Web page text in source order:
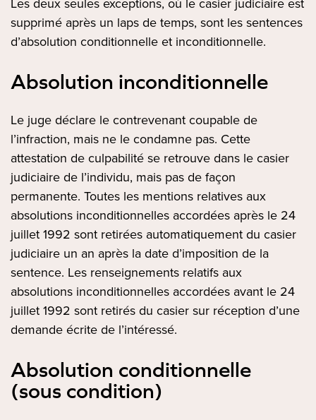
Les deux seules exceptions, où le casier judiciaire est
supprimé après un laps de temps, sont les sentences
d’absolution conditionnelle et inconditionnelle.
Absolution inconditionnelle
Le juge déclare le contrevenant coupable de
l’infraction, mais ne le condamne pas. Cette
attestation de culpabilité se retrouve dans le casier
judiciaire de l’individu, mais pas de façon
permanente. Toutes les mentions relatives aux
absolutions inconditionnelles accordées après le 24
juillet 1992 sont retirées automatiquement du casier
judiciaire un an après la date d’imposition de la
sentence. Les renseignements relatifs aux
absolutions inconditionnelles accordées avant le 24
juillet 1992 sont retirés du casier sur réception d’une
demande écrite de l’intéressé.
Absolution conditionnelle
(sous condition)